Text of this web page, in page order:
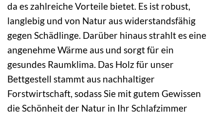
da es zahlreiche Vorteile bietet. Es ist robust,
langlebig und von Natur aus widerstandsfähig
gegen Schädlinge. Darüber hinaus strahlt es eine
angenehme Wärme aus und sorgt für ein
gesundes Raumklima. Das Holz für unser
Bettgestell stammt aus nachhaltiger
Forstwirtschaft, sodass Sie mit gutem Gewissen
die Schönheit der Natur in Ihr Schlafzimmer